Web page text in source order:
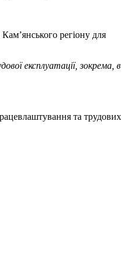
регіону для
експлуатації, зокрема, в
та трудових